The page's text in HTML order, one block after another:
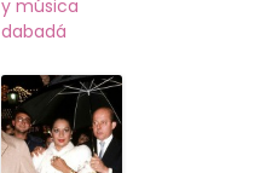
y música
dabadá